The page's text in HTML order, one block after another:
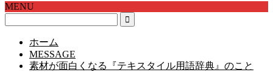
MENU
ホーム
MESSAGE
素材が面白くなる『テキスタイル用語辞典』のこと